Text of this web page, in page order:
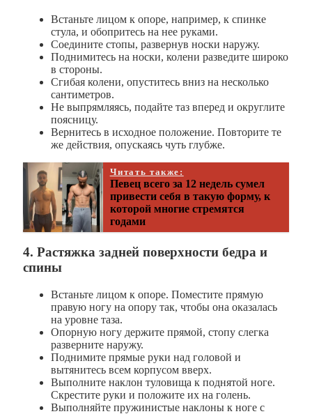
Встаньте лицом к опоре, например, к спинке
стула, и обопритесь на нее руками.
Соедините стопы, развернув носки наружу.
Поднимитесь на носки, колени разведите широко
в стороны.
Сгибая колени, опуститесь вниз на несколько
сантиметров.
Не выпрямляясь, подайте таз вперед и округлите
поясницу.
Вернитесь в исходное положение. Повторите те
же действия, опускаясь чуть глубже.
Читать также:
Певец всего за 12 недель сумел
привести себя в такую форму, к
которой многие стремятся
годами
4. Растяжка задней поверхности бедра и
спины
Встаньте лицом к опоре. Поместите прямую
правую ногу на опору так, чтобы она оказалась
на уровне таза.
Опорную ногу держите прямой, стопу слегка
разверните наружу.
Поднимите прямые руки над головой и
вытянитесь всем корпусом вверх.
Выполните наклон туловища к поднятой ноге.
Скрестите руки и положите их на голень.
Выполняйте пружинистые наклоны к ноге с